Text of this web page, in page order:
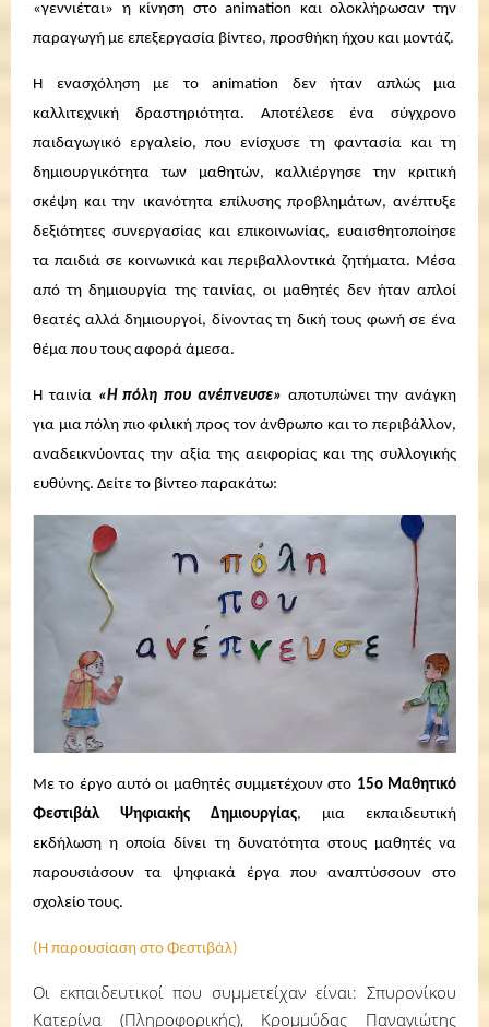
«γεννιέται» η κίνηση στο animation και ολοκλήρωσαν την
παραγωγή με επεξεργασία βίντεο, προσθήκη ήχου και μοντάζ.
Η ενασχόληση με το animation δεν ήταν απλώς μια
καλλιτεχνική δραστηριότητα. Αποτέλεσε ένα σύγχρονο
παιδαγωγικό εργαλείο, που ενίσχυσε τη φαντασία και τη
δημιουργικότητα των μαθητών, καλλιέργησε την κριτική
σκέψη και την ικανότητα επίλυσης προβλημάτων, ανέπτυξε
δεξιότητες συνεργασίας και επικοινωνίας, ευαισθητοποίησε
τα παιδιά σε κοινωνικά και περιβαλλοντικά ζητήματα. Μέσα
από τη δημιουργία της ταινίας, οι μαθητές δεν ήταν απλοί
θεατές αλλά δημιουργοί, δίνοντας τη δική τους φωνή σε ένα
θέμα που τους αφορά άμεσα.
Η ταινία «Η πόλη που ανέπνευσε» αποτυπώνει την ανάγκη
για μια πόλη πιο φιλική προς τον άνθρωπο και το περιβάλλον,
αναδεικνύοντας την αξία της αειφορίας και της συλλογικής
ευθύνης. Δείτε το βίντεο παρακάτω:
Με το έργο αυτό οι μαθητές συμμετέχουνστο 15ο Μαθητικό
Φεστιβάλ Ψηφιακής Δημιουργίας, μια εκπαιδευτική
εκδήλωση η οποία δίνει τη δυνατότητα στους μαθητές να
παρουσιάσουν τα ψηφιακά έργα που αναπτύσσουν στο
σχολείο τους.
(Η παρουσίαση στο Φεστιβάλ)
Οι εκπαιδευτικοί που συμμετείχαν είναι: Σπυρονίκου
Κατερίνα (Πληροφορικής), Κρομμύδας Παναγιώτης